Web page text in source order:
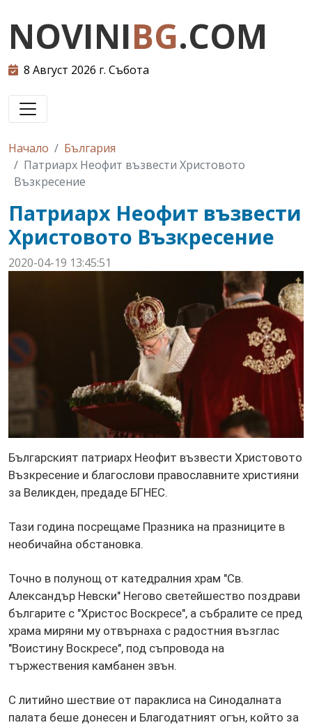
NOVINIBG.COM
8 Август 2026 г. Събота
Начало
България
Патриарх Неофит възвести Христовото
Възкресение
Патриарх Неофит възвести
Христовото Възкресение
2020-04-19 13:45:51
Българският патриарх Неофит възвести Христовото
Възкресение и благослови православните християни
за Великден, предаде БГНЕС.
Тази година посрещаме Празника на празниците в
необичайна обстановка.
Точно в полунощ от катедралния храм "Св.
Александър Невски" Негово светейшество поздрави
българите с "Христос Воскресе", а събралите се пред
храма миряни му отвърнаха с радостния възглас
"Воистину Воскресе", под съпровода на
тържествения камбанен звън.
С литийно шествие от параклиса на Синодалната
палата беше донесен и Благодатният огън, който за